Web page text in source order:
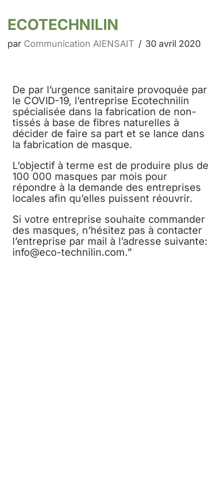
ECOTECHNILIN
par Communication AIENSAIT 30 avril 2020
De par l’urgence sanitaire provoquée par
le COVID-19, l’entreprise Ecotechnilin
spécialisée dans la fabrication de non-
tissés à base de fibres naturelles à
décider de faire sa part et se lance dans
la fabrication de masque.
L’objectif à terme est de produire plus de
100 000 masques par mois pour
répondre à la demande des entreprises
locales afin qu’elles puissent réouvrir.
Si votre entreprise souhaite commander
des masques, n’hésitez pas à contacter
l’entreprise par mail à l’adresse suivante:
info@eco-technilin.com.”